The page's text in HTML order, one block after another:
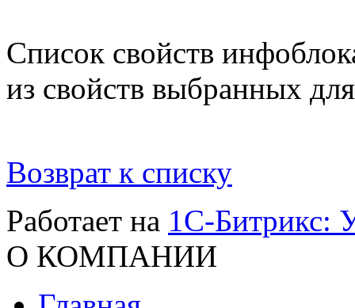
Список свойств
из свойств выбранных
Возврат к списку
Работает на 1C-Битрикс:
О КОМПАНИИ